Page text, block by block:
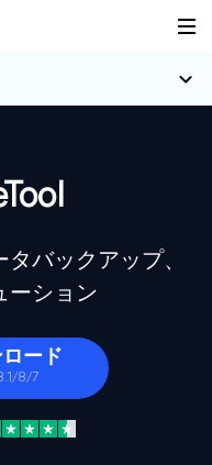
バックアップ、
ーション
ード
8/7